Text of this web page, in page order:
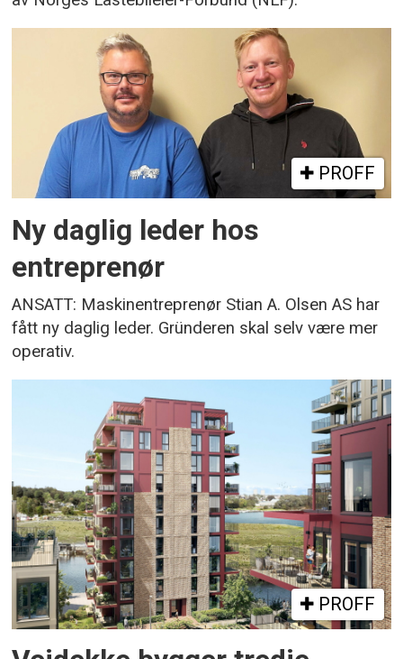
PROFF
Ny daglig leder hos
entreprenør
ANSATT: Maskinentreprenør Stian A. Olsen AS har
fått ny daglig leder. Gründeren skal selv være mer
operativ.
PROFF